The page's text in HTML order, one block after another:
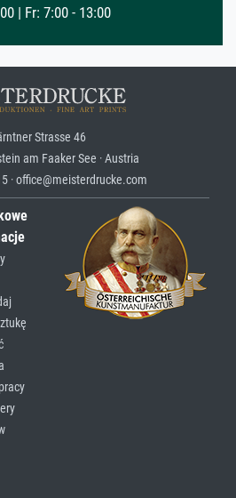
| Fr: 7:00 - 13:00
Strasse 46
am Faaker See · Austria
· office@meisterdrucke.com